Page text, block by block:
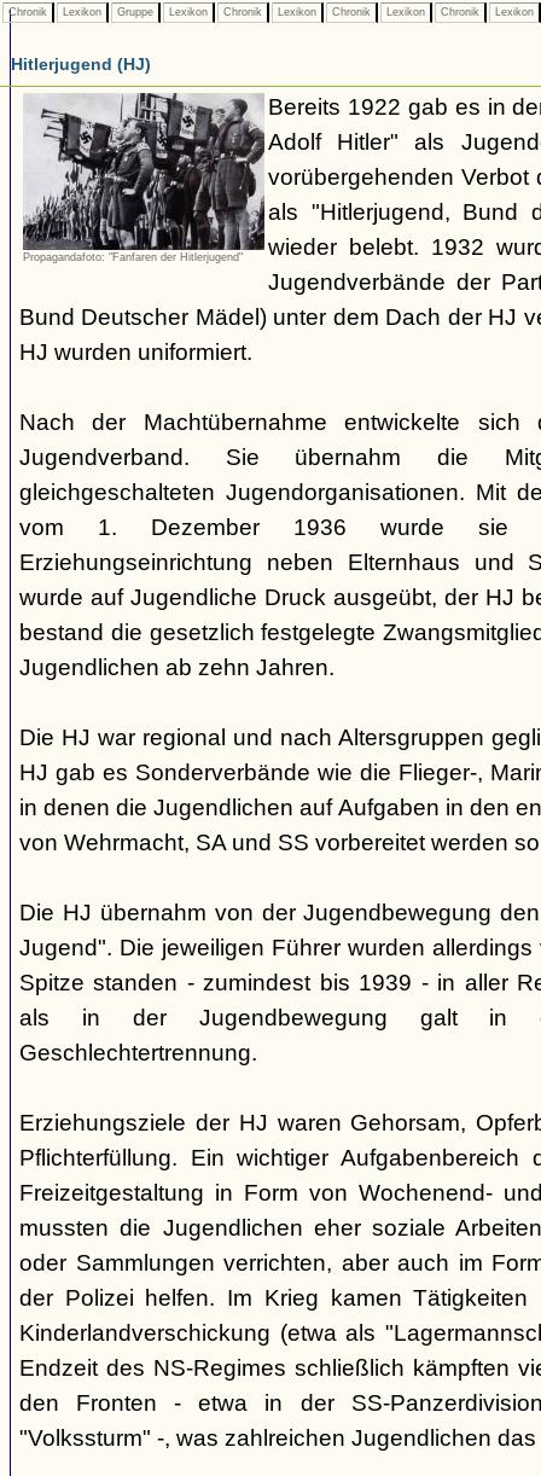
Chronik Lexikon Gruppe Lexikon Chronik Lexikon Chronik Lexikon Chronik Lexikon
Hitlerjugend (HJ)
Propagandafoto: "Fanfaren der Hitlerjugend"
Bereits 1922 gab es in
Adolf Hitler" als
vorübergehenden Verbot
als "Hitlerjugend, Bund
wieder belebt. 1932
Jugendverbände der
Bund Deutscher Mädel) unter dem Dach der HJ
HJ wurden uniformiert.
Nach der Machtübernahme entwickelte
Jugendverband. Sie übernahm die
gleichgeschalteten Jugendorganisationen. Mit
vom 1. Dezember 1936 wurde sie
Erziehungseinrichtung neben Elternhaus und
wurde auf Jugendliche Druck ausgeübt, der HJ
bestand die gesetzlich festgelegte
Jugendlichen ab zehn Jahren.
Die HJ war regional und nach Altersgruppen
HJ gab es Sonderverbände wie die Flieger-,
in denen die Jugendlichen auf Aufgaben in den
von Wehrmacht, SA und SS vorbereitet werden
Die HJ übernahm von der Jugendbewegung
Jugend". Die jeweiligen Führer wurden
Spitze standen - zumindest bis 1939 - in aller
als in der Jugendbewegung galt in
Geschlechtertrennung.
Erziehungsziele der HJ waren Gehorsam,
Pflichterfüllung. Ein wichtiger
Freizeitgestaltung in Form von Wochenend-
mussten die Jugendlichen eher soziale
oder Sammlungen verrichten, aber auch im
der Polizei helfen. Im Krieg kamen
Kinderlandverschickung (etwa als
Endzeit des NS-Regimes schließlich kämpften
den Fronten - etwa in der SS-
"Volkssturm" -, was zahlreichen Jugendlichen